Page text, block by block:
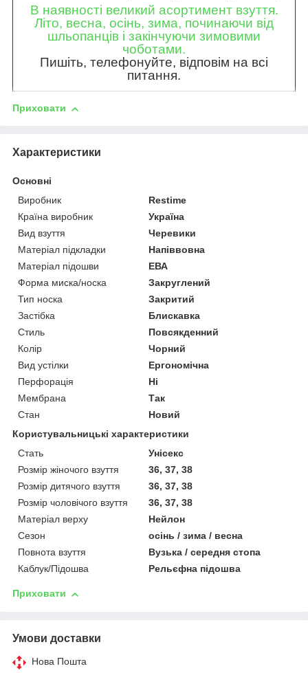
В наявності великий асортимент взуття.
Літо, весна, осінь, зима, починаючи від
шльопанців і закінчуючи зимовими
чоботами.
Пишіть, телефонуйте, відповім на всі
питання.
Приховати
Характеристики
Основні
Виробник
Restime
Країна виробник
Україна
Вид взуття
Черевики
Матеріал підкладки
Напіввовна
Матеріал підошви
ЕВА
Форма миска/носка
Закруглений
Тип носка
Закритий
Застібка
Блискавка
Стиль
Повсякденний
Колір
Чорний
Вид устілки
Ергономічна
Перфорація
Ні
Мембрана
Так
Стан
Новий
Користувальницькі характеристики
Стать
Унісекс
Розмір жіночого взуття
36, 37, 38
Розмір дитячого взуття
36, 37, 38
Розмір чоловічого взуття
36, 37, 38
Матеріал верху
Нейлон
Сезон
осінь / зима / весна
Повнота взуття
Вузька / середня стопа
Каблук/Підошва
Рельєфна підошва
Приховати
Умови доставки
Нова Пошта